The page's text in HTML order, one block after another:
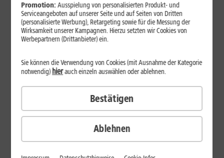
29,
Verfügbarkeit prüfen
Promotion:Ausspielung von personalisierten Produkt- und
Serviceangeboten auf unserer Seite und auf Seiten von Dritten
(personalisierte Werbung), Retargeting sowie für die Messung der
Wirksamkeit unserer Kampagnen. Hierzu setzten wir Cookies von
Werbepartnern (Drittanbieter) ein.
Ablehnen
Sie können die Verwendung von Cookies (mit Ausnahme der Kategorie
notwendig)hierauch einzeln auswählen oder ablehnen.
Bestätigen